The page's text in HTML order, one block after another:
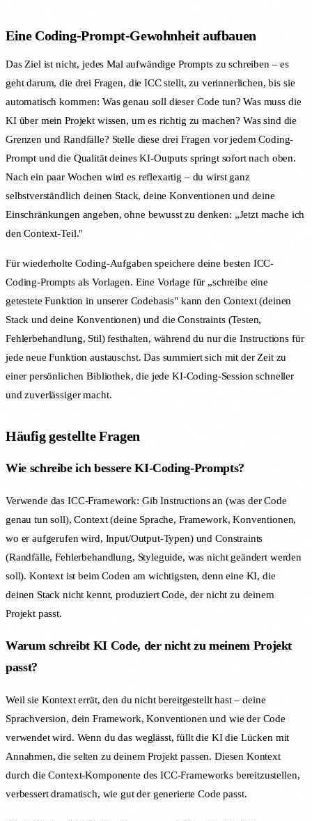
Eine Coding-Prompt-Gewohnheit aufbauen
Das Ziel ist nicht, jedes Mal aufwändige Prompts zu schreiben – es
geht darum, die drei Fragen, die ICC stellt, zu verinnerlichen, bis sie
automatisch kommen: Was genau soll dieser Code tun? Was muss die
KI über mein Projekt wissen, um es richtig zu machen? Was sind die
Grenzen und Randfälle? Stelle diese drei Fragen vor jedem Coding-
Prompt und die Qualität deines KI-Outputs springt sofort nach oben.
Nach ein paar Wochen wird es reflexartig – du wirst ganz
selbstverständlich deinen Stack, deine Konventionen und deine
Einschränkungen angeben, ohne bewusst zu denken: „Jetzt mache ich
den Context-Teil."
Für wiederholte Coding-Aufgaben speichere deine besten ICC-
Coding-Prompts als Vorlagen. Eine Vorlage für „schreibe eine
getestete Funktion in unserer Codebasis" kann den Context (deinen
Stack und deine Konventionen) und die Constraints (Testen,
Fehlerbehandlung, Stil) festhalten, während du nur die Instructions für
jede neue Funktion austauschst. Das summiert sich mit der Zeit zu
einer persönlichen Bibliothek, die jede KI-Coding-Session schneller
und zuverlässiger macht.
Häufig gestellte Fragen
Wie schreibe ich bessere KI-Coding-Prompts?
Verwende das ICC-Framework: Gib Instructions an (was der Code
genau tun soll), Context (deine Sprache, Framework, Konventionen,
wo er aufgerufen wird, Input/Output-Typen) und Constraints
(Randfälle, Fehlerbehandlung, Styleguide, was nicht geändert werden
soll). Kontext ist beim Coden am wichtigsten, denn eine KI, die
deinen Stack nicht kennt, produziert Code, der nicht zu deinem
Projekt passt.
Warum schreibt KI Code, der nicht zu meinem Projekt
passt?
Weil sie Kontext errät, den du nicht bereitgestellt hast – deine
Sprachversion, dein Framework, Konventionen und wie der Code
verwendet wird. Wenn du das weglässt, füllt die KI die Lücken mit
Annahmen, die selten zu deinem Projekt passen. Diesen Kontext
durch die Context-Komponente des ICC-Frameworks bereitzustellen,
verbessert dramatisch, wie gut der generierte Code passt.